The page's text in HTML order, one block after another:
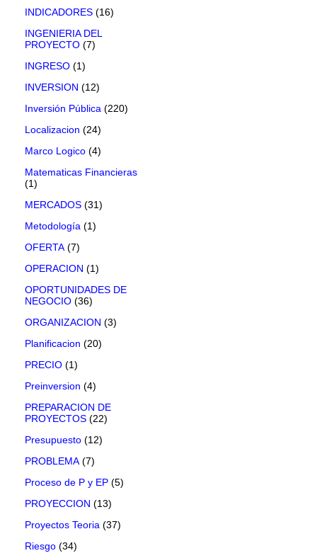
INDICADORES (16)
INGENIERIA DEL
PROYECTO (7)
INGRESO (1)
INVERSION (12)
Inversión Pública (220)
Localizacion (24)
Marco Logico (4)
Matematicas Financieras
(1)
MERCADOS (31)
Metodología (1)
OFERTA (7)
OPERACION (1)
OPORTUNIDADES DE
NEGOCIO (36)
ORGANIZACION (3)
Planificacion (20)
PRECIO (1)
Preinversion (4)
PREPARACION DE
PROYECTOS (22)
Presupuesto (12)
PROBLEMA (7)
Proceso de P y EP (5)
PROYECCION (13)
Proyectos Teoria (37)
Riesgo (34)